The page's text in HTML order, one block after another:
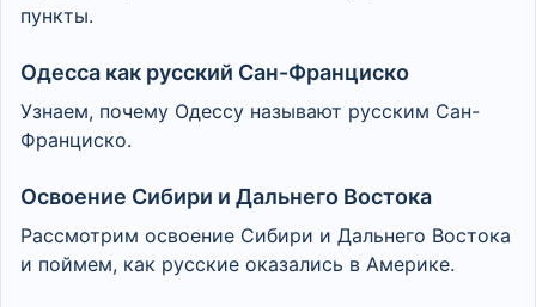
пункты.
Одесса как русский Сан-Франциско
Узнаем, почему Одессу называют русским Сан-
Франциско.
Освоение Сибири и Дальнего Востока
Рассмотрим освоение Сибири и Дальнего Востока
и поймем, как русские оказались в Америке.